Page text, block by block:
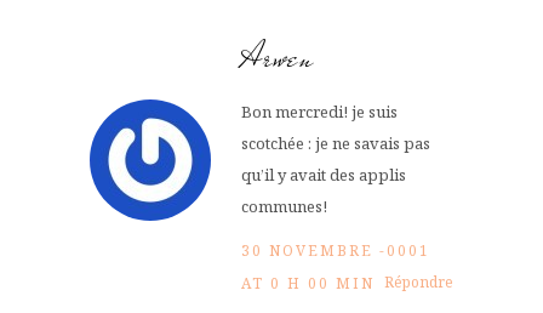
Arwen
Bon mercredi! je suis
scotchée : je ne savais pas
qu’il y avait des applis
communes!
30 NOVEMBRE -0001
AT 0 H 00 MIN Répondre